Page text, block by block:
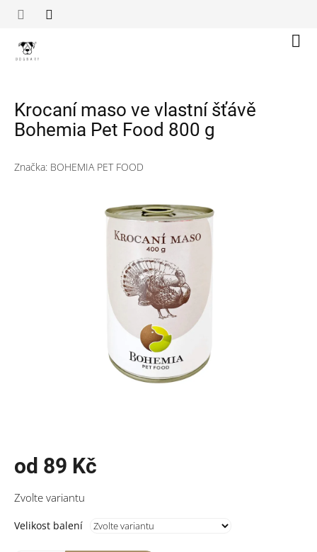
Krocaní maso ve vlastní šťávě
Bohemia Pet Food 800 g
Značka: BOHEMIA PET FOOD
od 89 Kč
cena:
Zvolte variantu
Velikost balení